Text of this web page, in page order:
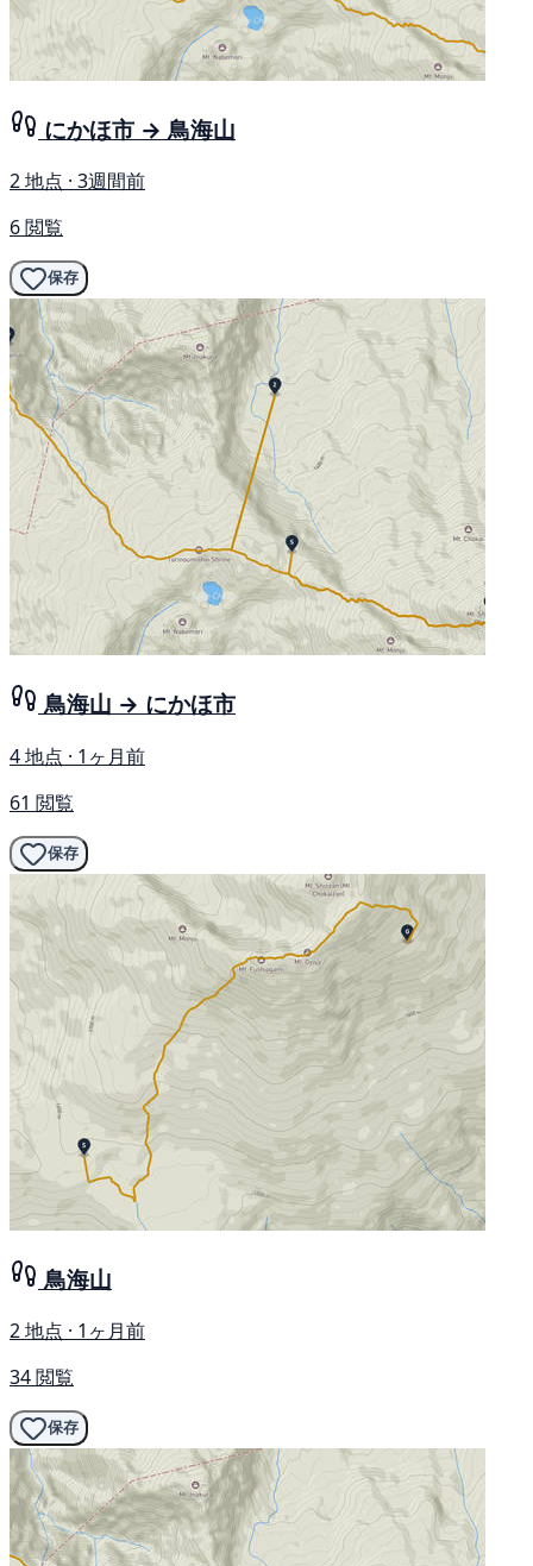
にかほ市 → 鳥海山
2 地点 · 3週間前
6 閲覧
保存
鳥海山 → にかほ市
4 地点 · 1ヶ月前
61 閲覧
保存
鳥海山
2 地点 · 1ヶ月前
34 閲覧
保存